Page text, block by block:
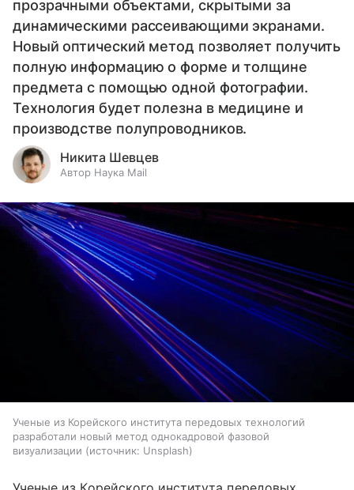
прозрачными объектами, скрытыми за
динамическими рассеивающими экранами.
Новый оптический метод позволяет получить
полную информацию о форме и толщине
предмета с помощью одной фотографии.
Технология будет полезна в медицине и
производстве полупроводников.
Никита Шевцев
Автор Наука Mail
Ученые из Корейского института передовых технологий
разработали новый метод однокадровой фазовой
визуализации
источник: Unsplash